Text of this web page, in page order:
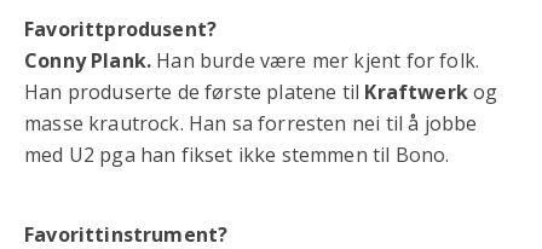
Favorittprodusent?
Conny Plank. Han burde være mer kjent for folk.
Han produserte de første platene til Kraftwerkog
masse krautrock. Han sa forresten nei til å jobbe
med U2 pga han fikset ikke stemmen til Bono.
Favorittinstrument?